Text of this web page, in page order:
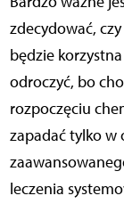
zdecydować,
będzie
odroczyć, bo
rozpoczęciu
zapadać tylko w
leczenia